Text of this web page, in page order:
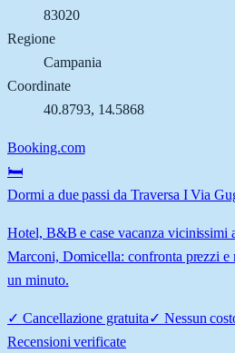
83020
Regione
Campania
Coordinate
40.8793, 14.5868
Booking.com
🛏️
Dormi a due passi da Traversa I Via
Hotel, B&B e case vacanza vicinissimi
Marconi, Domicella: confronta prezzi e
un minuto.
✓ Cancellazione gratuita✓ Nessun
Recensioni verificate